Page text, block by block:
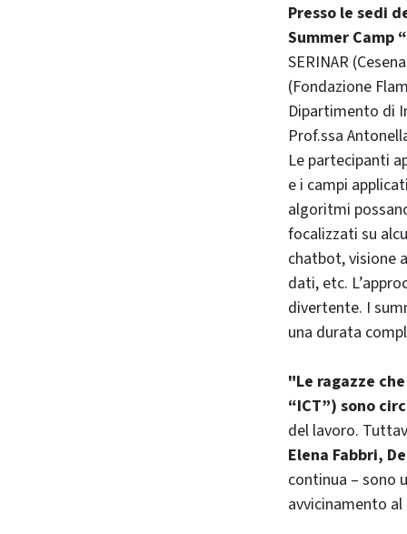
Presso le sedi
Summer Camp
SERINAR
(Fondazione
Dipartimento di
Prof.ssa
Le partecipanti
e i campi
algoritmi
focalizzati su
chatbot, visione
dati, etc.
divertente. I
una durata
"Le ragazze
“ICT”) sono
del lavoro.
Elena Fabbri,
continua – sono
avvicinamento